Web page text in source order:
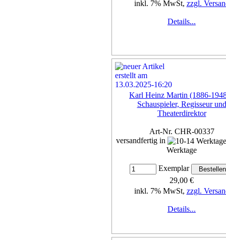
inkl. 7% MwSt, zzgl.
Details...
Karl Heinz Martin (1886-
Schauspieler, Regisseur und
Theaterdirektor
Art-Nr. CHR-00337
versandfertig in
Werktage
Exemplar
29,00 €
inkl. 7% MwSt, zzgl.
Details...